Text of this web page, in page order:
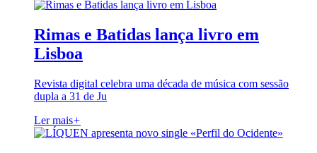
Rimas e Batidas lança livro em
Lisboa
Revista digital celebra uma década de música com sessão
dupla a 31 de Ju
Ler mais+